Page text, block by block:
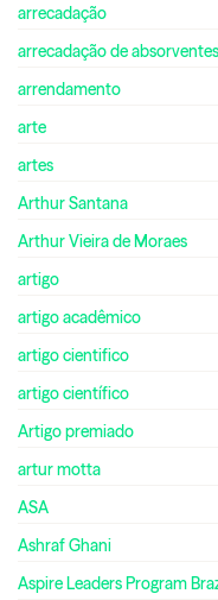
arrecadação
arrecadação de absorventes
arrendamento
arte
artes
Arthur Santana
Arthur Vieira de Moraes
artigo
artigo acadêmico
artigo cientifico
artigo científico
Artigo premiado
artur motta
ASA
Ashraf Ghani
Aspire Leaders Program